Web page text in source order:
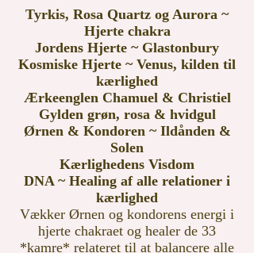
Tyrkis, Rosa Quartz og Aurora ~
Hjerte chakra
Jordens Hjerte ~ Glastonbury
Kosmiske Hjerte ~ Venus, kilden til
kærlighed
Ærkeenglen Chamuel & Christiel
Gylden grøn, rosa & hvidgul
Ørnen & Kondoren ~ Ildånden &
Solen
Kærlighedens Visdom
DNA ~ Healing af alle relationer i
kærlighed
Vækker Ørnen og kondorens energi i
hjerte chakraet og healer de 33
*kamre* relateret til at balancere alle